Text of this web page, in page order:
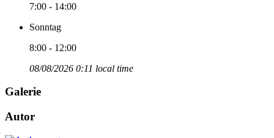
7:00 - 14:00
Sonntag
8:00 - 12:00
08/08/2026 0:11 local time
Galerie
Autor